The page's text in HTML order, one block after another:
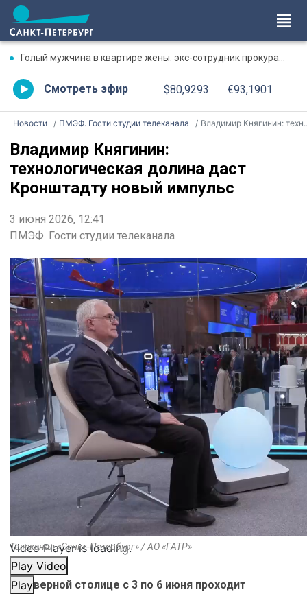
Голый мужчина в квартире жены: экс-сотрудник прокуратуры рассказал, почему совершил убийство
Смотреть эфир $80,9293 €93,1901
Новости ПМЭФ. Гости студии телеканала Владимир Княгинин: технологическая долина даст Кронштадту новый импульс
Владимир Княгинин:
технологическая долина даст
Кронштадту новый импульс
3 июня 2026, 12:41
ПМЭФ. Гости студии телеканала
Video Player is loading.
Play Video
Play
Телеканал «Санкт-Петербург» / АО «ГАТР»
В Северной столице с 3 по 6 июня проходит